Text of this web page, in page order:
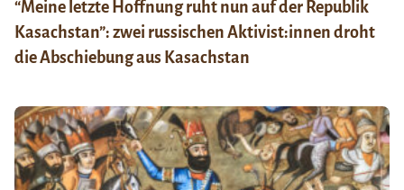
“Meine letzte Hoffnung ruht nun auf der Republik
Kasachstan”: zwei russischen Aktivist:innen droht
die Abschiebung aus Kasachstan